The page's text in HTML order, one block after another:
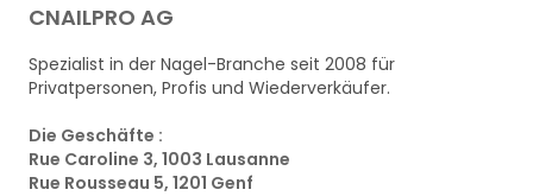
CNAILPRO AG
Spezialist in der Nagel-Branche seit 2008 für
Privatpersonen, Profis und Wiederverkäufer.
Die Geschäfte :
Rue Caroline 3, 1003 Lausanne
Rue Rousseau 5, 1201 Genf